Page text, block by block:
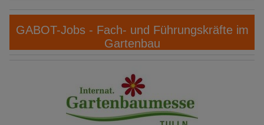
GABOT-Jobs - Fach- und Führungskräfte im
Gartenbau